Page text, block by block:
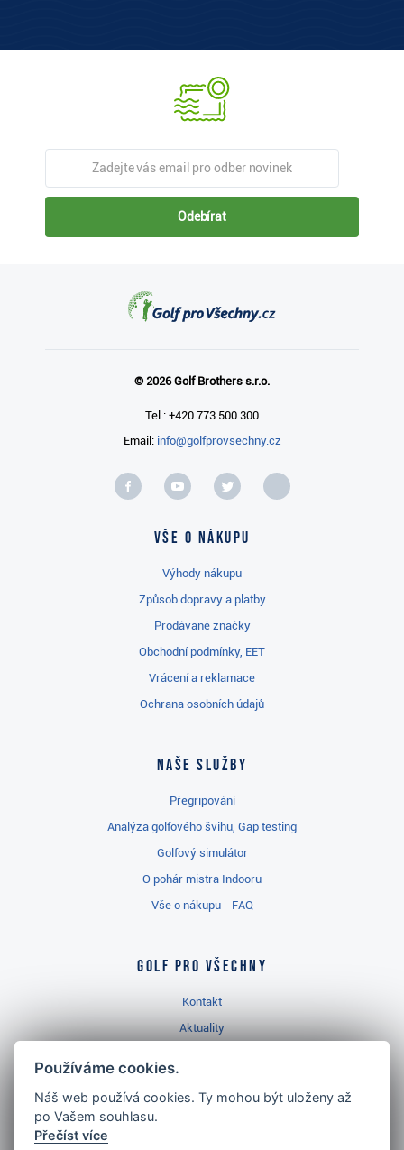
Odebírat
© 2026 Golf Brothers s.r.o.
Tel.: +420 773 500 300
Email: info@golfprovsechny.cz
Vše o nákupu
Výhody nákupu
Způsob dopravy a platby
Prodávané značky
Obchodní podmínky, EET
Vrácení a reklamace
Ochrana osobních údajů
Naše služby
Přegripování
Analýza golfového švihu, Gap testing
Golfový simulátor
O pohár mistra Indooru
Vše o nákupu - FAQ
Golf pro všechny
Kontakt
Aktuality
Golfový slovník
Používáme cookies.
Náš web používá cookies. Ty mohou být uloženy až
po Vašem souhlasu.
Přečíst více